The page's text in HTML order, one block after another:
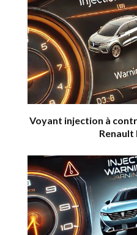
Voyant injection à
Renault